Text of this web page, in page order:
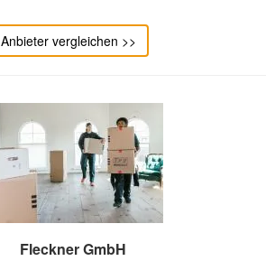
Anbieter vergleichen >>
Fleckner GmbH